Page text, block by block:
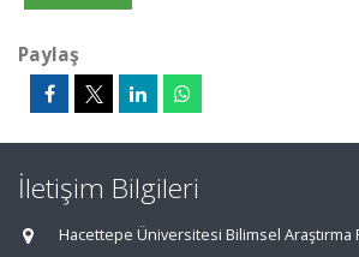
Paylaş
İletişim Bilgileri
Hacettepe Üniversitesi Bilimsel